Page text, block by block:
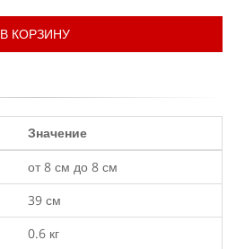
В КОРЗИНУ
Значение
от 8 см до 8 см
39 см
0.6 кг